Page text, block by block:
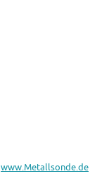
www.Metallsonde.de